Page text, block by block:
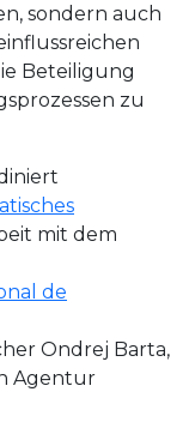
sondern auch
Beteiligung
zu
mit dem
de
Ondrej Barta,
Agentur